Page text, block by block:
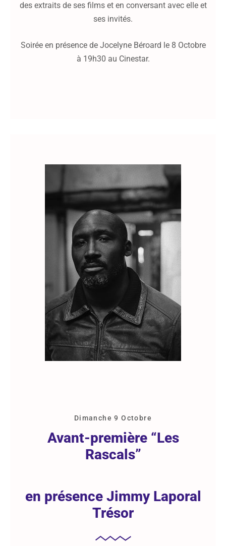
des extraits de ses films et en conversant avec elle et
ses invités.
Soirée en présence de Jocelyne Béroard le 8 Octobre
à 19h30 au Cinestar.
Dimanche 9 Octobre
Avant-première “Les
Rascals”
en présence Jimmy Laporal
Trésor